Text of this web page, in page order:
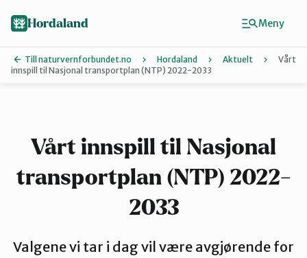
Bergen
Hordaland
Till naturvernforbundet.no Hordaland Aktuelt
Vårt
innspill til Nasjonal transportplan (NTP) 2022-2033
Vårt innspill til Nasjonal
transportplan (NTP) 2022-
2033
Valgene vi tar i dag vil være avgjørende for